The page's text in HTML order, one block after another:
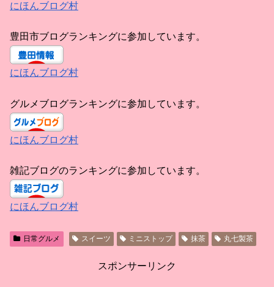
にほんブログ村
豊田市ブログランキングに参加しています。
にほんブログ村
グルメブログランキングに参加しています。
にほんブログ村
雑記ブログのランキングに参加しています。
にほんブログ村
日常グルメ スイーツ ミニストップ 抹茶 丸七製茶
スポンサーリンク